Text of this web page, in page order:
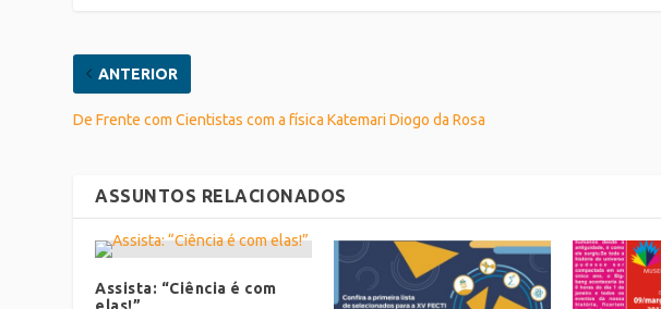
ANTERIOR
De Frente com Cientistas com a física Katemari Diogo da Rosa
ASSUNTOS RELACIONADOS
Assista: “Ciência é com
elas!”